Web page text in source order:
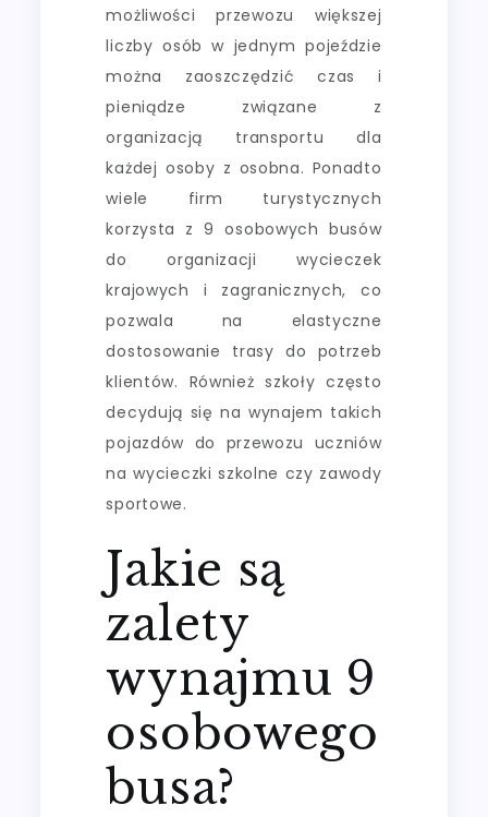
możliwości przewozu większej
liczby osób w jednym pojeździe
można zaoszczędzić czas i
pieniądze związane z
organizacją transportu dla
każdej osoby z osobna. Ponadto
wiele firm turystycznych
korzysta z 9 osobowych busów
do organizacji wycieczek
krajowych i zagranicznych, co
pozwala na elastyczne
dostosowanie trasy do potrzeb
klientów. Również szkoły często
decydują się na wynajem takich
pojazdów do przewozu uczniów
na wycieczki szkolne czy zawody
sportowe.
Jakie są
zalety
wynajmu 9
osobowego
busa?